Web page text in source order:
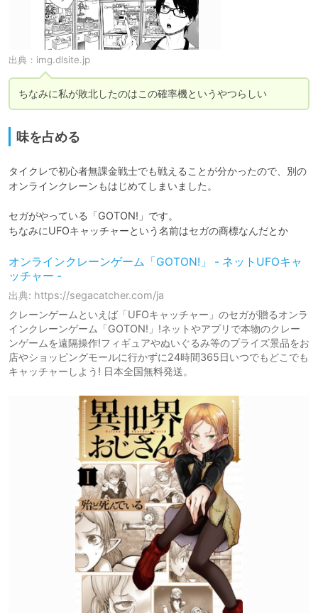
出典： img.dlsite.jp
ちなみに私が敗北したのはこの確率機というやつらしい
味を占める
タイクレで初心者無課金戦士でも戦えることが分かったので、別の
オンラインクレーンもはじめてしまいました。
セガがやっている「GOTON!」です。
ちなみにUFOキャッチャーという名前はセガの商標なんだとか
オンラインクレーンゲーム「GOTON!」 - ネットUFOキャ
ッチャー -
出典: https://segacatcher.com/ja
クレーンゲームといえば「UFOキャッチャー」のセガが贈るオンラ
インクレーンゲーム「GOTON!」!ネットやアプリで本物のクレー
ンゲームを遠隔操作!フィギュアやぬいぐるみ等のプライズ景品をお
店やショッピングモールに行かずに24時間365日いつでもどこでも
キャッチャーしよう! 日本全国無料発送。